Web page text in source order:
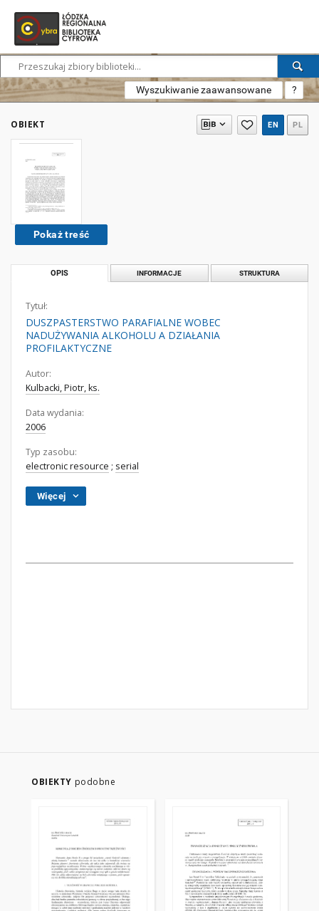
Wyszukiwanie zaawansowane ?
OBIEKT EN PL
Pokaż treść
OPIS INFORMACJE STRUKTURA
Tytuł:
DUSZPASTERSTWO PARAFIALNE WOBEC
NADUŻYWANIA ALKOHOLU A DZIAŁANIA
PROFILAKTYCZNE
Autor:
Kulbacki, Piotr, ks.
Data wydania:
2006
Typ zasobu:
electronic resource ; serial
Więcej
OBIEKTY podobne